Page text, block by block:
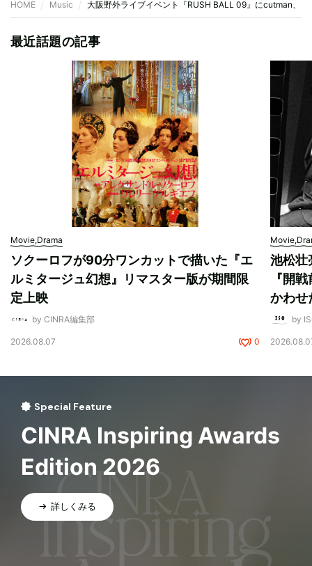
HOME Music 大阪野外ライブイベント『RUSH BALL 09』にcutman、
最近話題の記事
Movie,Drama
ソクーロフが90分ワンカットで描いた『エ
ルミタージュ幻想』リマスター版が期間限
定上映
by CINRA編集部
2026.08.07 0
池松壮
『開
かわせ
by
Special Feature
CINRA Inspiring Awards
Edition 2026
詳しくみる